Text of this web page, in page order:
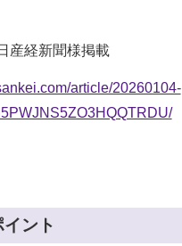
産経新聞様掲載
article/20260104-
ント